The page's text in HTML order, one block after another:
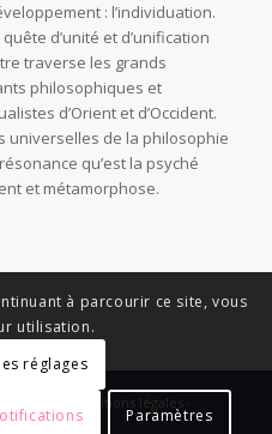
: l’individuation.
quête d’unité et d’unification
traverse les grands
philosophiques et
d’Orient et d’Occident.
universelles de la philosophie
qu’est la psyché
et métamorphose.
- 2023 - Mentions légales -
à parcourir ce site, vous
utilisation.
réglages
Paramètres